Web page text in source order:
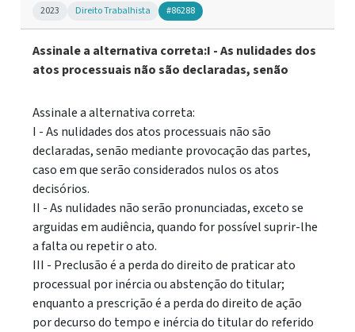
2023 Direito Trabalhista #86288
Assinale a alternativa correta:I - As nulidades dos
atos processuais não são declaradas, senão
Assinale a alternativa correta:
I - As nulidades dos atos processuais não são
declaradas, senão mediante provocação das partes,
caso em que serão considerados nulos os atos
decisórios.
II - As nulidades não serão pronunciadas, exceto se
arguidas em audiência, quando for possível suprir-lhe
a falta ou repetir o ato.
III - Preclusão é a perda do direito de praticar ato
processual por inércia ou abstenção do titular;
enquanto a prescrição é a perda do direito de ação
por decurso do tempo e inércia do titular do referido